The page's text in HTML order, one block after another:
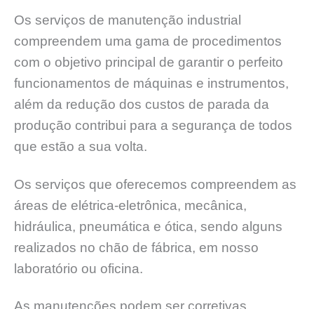
Os serviços de manutenção industrial
compreendem uma gama de procedimentos
com o objetivo principal de garantir o perfeito
funcionamentos de máquinas e instrumentos,
além da redução dos custos de parada da
produção contribui para a segurança de todos
que estão a sua volta.
Os serviços que oferecemos compreendem as
áreas de elétrica-eletrônica, mecânica,
hidráulica, pneumática e ótica, sendo alguns
realizados no chão de fábrica, em nosso
laboratório ou oficina.
As manutenções podem ser corretivas